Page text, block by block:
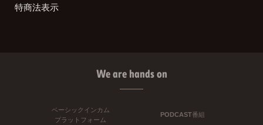
特商法表示
We are hands on
ベーシックインカム
プラットフォーム
PODCAST番組